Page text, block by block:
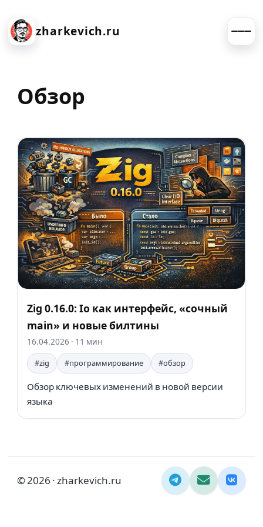
zharkevich.ru
Обзор
Zig 0.16.0: Io как интерфейс, «сочный
main» и новые билтины
16.04.2026 · 11 мин
#zig
#программирование #обзор
Обзор ключевых изменений в новой версии
языка
© 2026 · zharkevich.ru
Telegram
Email